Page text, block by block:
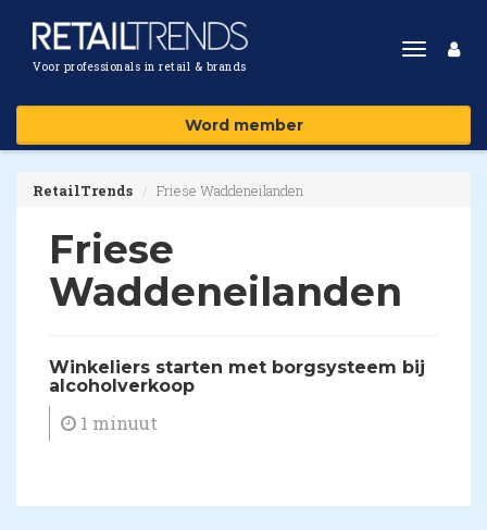
Voor professionals in retail & brands
Toggle
Word member
RetailTrends Friese Waddeneilanden
Friese
Waddeneilanden
Winkeliers starten met borgsysteem bij
alcoholverkoop
1 minuut